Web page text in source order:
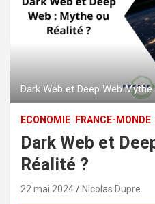
Dark Web et Deep Web
ECONOMIE FRANCE-MONDE
Dark Web et
Réalité ?
22 mai 2024 Nicolas Dupre